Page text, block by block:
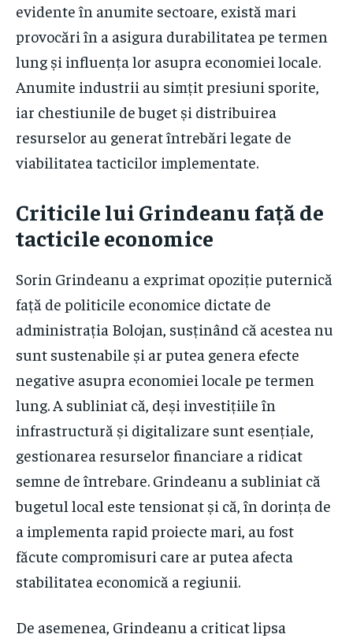
evidente în anumite sectoare, există mari
provocări în a asigura durabilitatea pe termen
lung și influența lor asupra economiei locale.
Anumite industrii au simțit presiuni sporite,
iar chestiunile de buget și distribuirea
resurselor au generat întrebări legate de
viabilitatea tacticilor implementate.
Criticile lui Grindeanu față de
tacticile economice
Sorin Grindeanu a exprimat opoziție puternică
față de politicile economice dictate de
administrația Bolojan, susținând că acestea nu
sunt sustenabile și ar putea genera efecte
negative asupra economiei locale pe termen
lung. A subliniat că, deși investițiile în
infrastructură și digitalizare sunt esențiale,
gestionarea resurselor financiare a ridicat
semne de întrebare. Grindeanu a subliniat că
bugetul local este tensionat și că, în dorința de
a implementa rapid proiecte mari, au fost
făcute compromisuri care ar putea afecta
stabilitatea economică a regiunii.
De asemenea, Grindeanu a criticat lipsa